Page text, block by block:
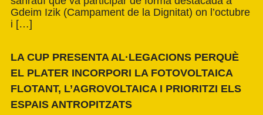
Gdeim Izik (Campament de la Dignitat) on l’octubre
i […]
LA CUP PRESENTA AL·LEGACIONS PERQUÈ
EL PLATER INCORPORI LA FOTOVOLTAICA
FLOTANT, L’AGROVOLTAICA I PRIORITZI ELS
ESPAIS ANTROPITZATS